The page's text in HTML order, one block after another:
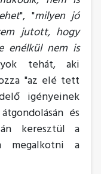
", "milyen jó
jutott, hogy
enélkül nem is
tehát, aki
"az elé tett
igényeinek
és
keresztül a
megalkotni a